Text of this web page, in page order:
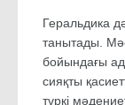
Геральдика
танытады.
бойындағы
сияқты
түркі